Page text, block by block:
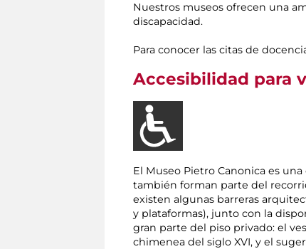
Nuestros museos ofrecen una
discapacidad.
Para conocer las citas de
Accesibilidad para
El Museo Pietro Canonica es
también forman parte del
existen algunas barreras
y plataformas), junto con la
gran parte del piso privado: el
chimenea del siglo XVI, y el